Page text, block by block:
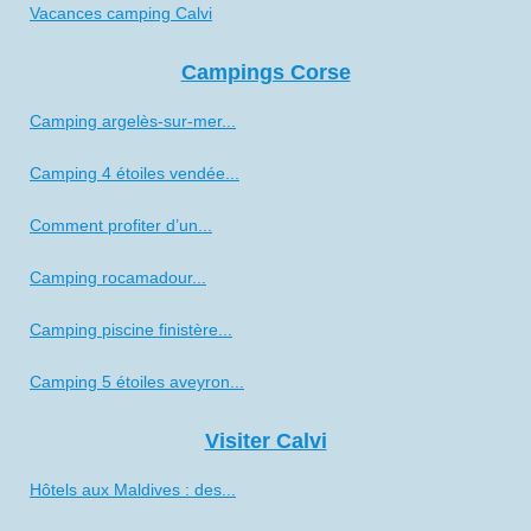
Vacances camping Calvi
Campings Corse
Camping argelès-sur-mer...
Camping 4 étoiles vendée...
Comment profiter d’un...
Camping rocamadour...
Camping piscine finistère...
Camping 5 étoiles aveyron...
Visiter Calvi
Hôtels aux Maldives : des...